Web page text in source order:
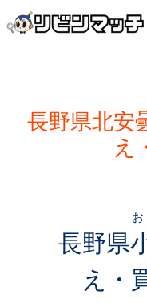
長野県北安
え
長野県
え・